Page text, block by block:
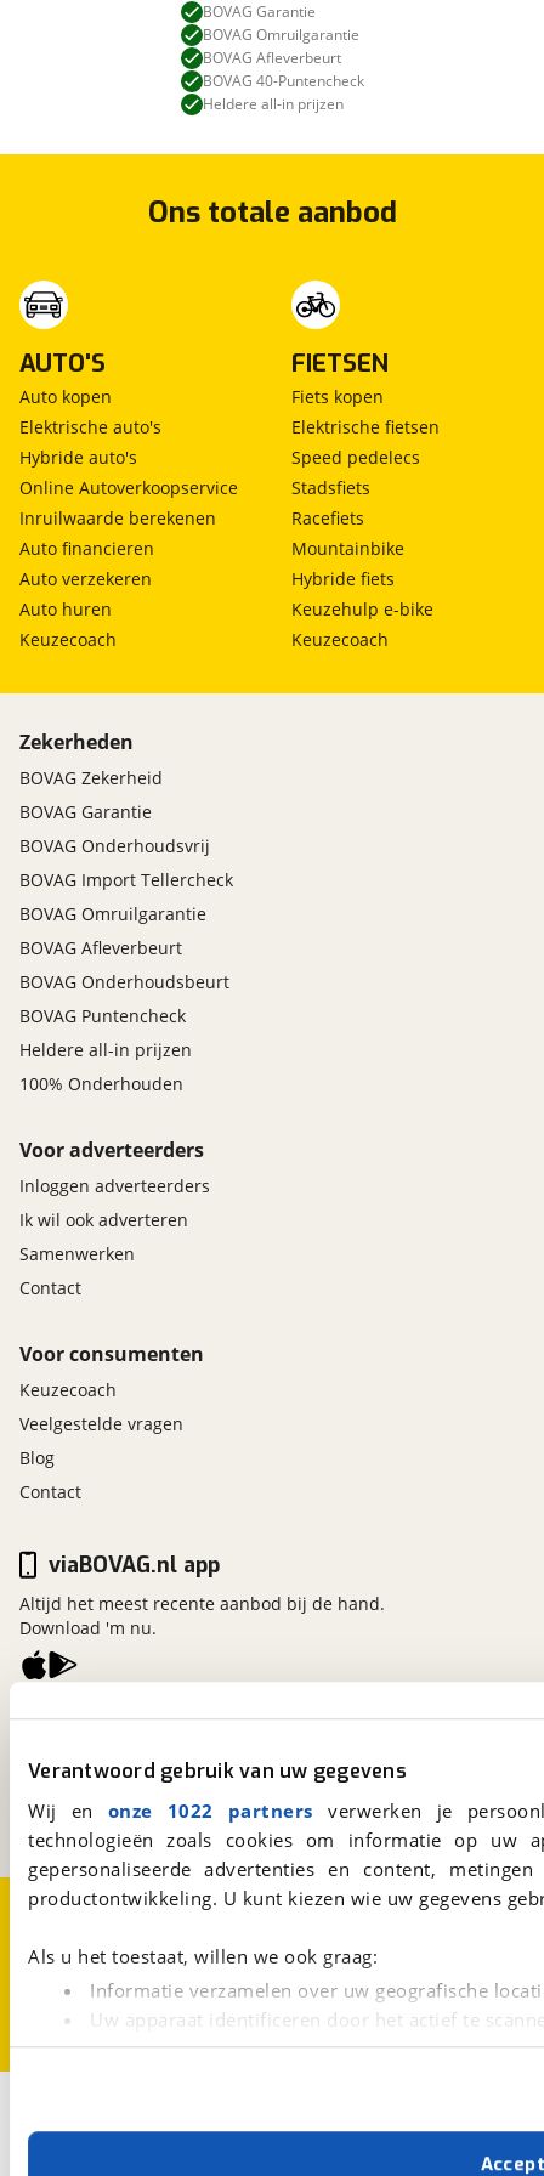
Verantwoord gebruik van uw gegevens
Wij en onze 1022 partners verwerken je
technologieën zoals cookies om informatie op
gepersonaliseerde advertenties en content,
productontwikkeling. U kunt kiezen wie uw gegevens
Als u het toestaat, willen we ook graag:
Informatie verzamelen over uw geografische
Uw apparaat identificeren door het actief te
Lees meer over hoe uw persoonlijke gegevens worden
Met cookies en vergelijkbare technieken zorgen we
cookies zorgen ervoor dat de website goed werkt.
BOVAG Garantie
BOVAG Omruilgarantie
BOVAG Afleverbeurt
BOVAG 40-Puntencheck
Heldere all-in prijzen
Ons totale aanbod
AUTO'S
Auto kopen
Elektrische auto's
Hybride auto's
Online Autoverkoopservice
Inruilwaarde berekenen
Auto financieren
Auto verzekeren
Auto huren
Keuzecoach
FIETSEN
Fiets kopen
Elektrische fietsen
Speed pedelecs
Stadsfiets
Racefiets
Mountainbike
Hybride fiets
Keuzehulp e-bike
Keuzecoach
Zekerheden
BOVAG Zekerheid
BOVAG Garantie
BOVAG Onderhoudsvrij
BOVAG Import Tellercheck
BOVAG Omruilgarantie
BOVAG Afleverbeurt
BOVAG Onderhoudsbeurt
BOVAG Puntencheck
Heldere all-in prijzen
100% Onderhouden
Voor adverteerders
Inloggen adverteerders
Ik wil ook adverteren
Samenwerken
Contact
Voor consumenten
Keuzecoach
Veelgestelde vragen
Blog
Contact
viaBOVAG.nl
3981 AJ Bunnik
Een initiatief van
BOVAG
viaBOVAG.nl app
Altijd het meest recente aanbod bij de hand.
Download 'm nu.
Over viaBOVAG.nlDisclaimer- en Privacyverklaring